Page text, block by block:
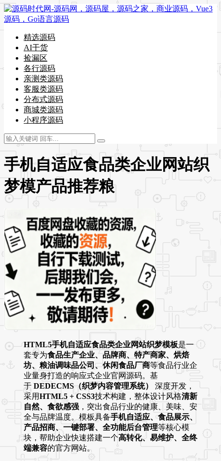
精选源码
AI干货
捡漏区
各行源码
亲测类源码
客服类源码
分布式源码
商城类源码
小程序源码
手机自适应食品类企业网站织
梦模产品推荐粮
HTML5手机自适应食品类企业网站织梦模板是一
套专为食品生产企业、品牌商、特产商家、烘焙
坊、粮油调味品公司、休闲食品厂商等食品行业企
业量身打造的响应式企业官网源码。基
于 DEDECMS（织梦内容管理系统）
深度开发，
采用HTML5 + CSS3技术构建，整体设计风格清新
自然、食欲感强 ，突出食品行业的健康、美味、安
全与品牌温度。模板具备手机自适应、食品展示、
产品招商、一键部署、全功能后台管理等核心模
块，帮助企业快速搭建一个高转化、易维护、全终
端兼容的官方网站。